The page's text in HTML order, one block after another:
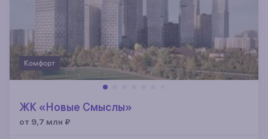
Комфорт
ЖК «Новые Смыслы»
от 9,7 млн ₽